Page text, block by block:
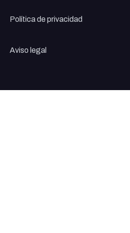
Política de privacidad
Aviso legal